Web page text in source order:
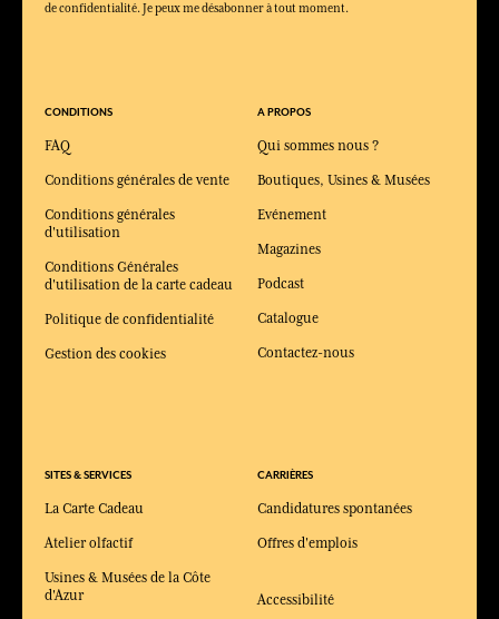
de confidentialité. Je peux me désabonner à tout moment.
CONDITIONS
FAQ
Conditions générales de vente
Conditions générales
d'utilisation
Conditions Générales
d'utilisation de la carte cadeau
Politique de confidentialité
Gestion des cookies
SITES & SERVICES
La Carte Cadeau
Atelier olfactif
Usines & Musées de la Côte
d'Azur
A PROPOS
Qui sommes nous ?
Boutiques, Usines & Musées
Evénement
Magazines
Podcast
Catalogue
Contactez-nous
CARRIÈRES
Candidatures spontanées
Offres d'emplois
Accessibilité